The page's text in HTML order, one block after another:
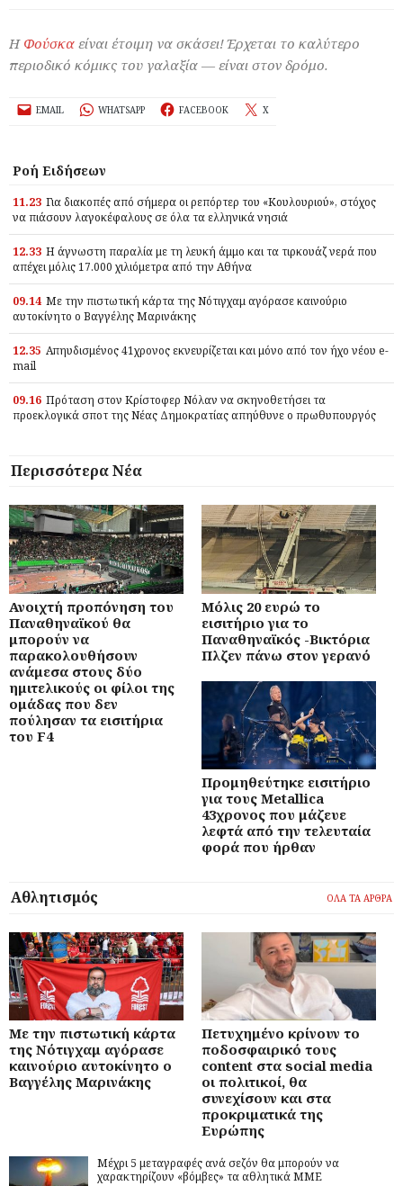
Η Φούσκα είναι έτοιμη να σκάσει! Έρχεται το καλύτερο
περιοδικό κόμικς του γαλαξία — είναι στον δρόμο.
EMAIL WHATSAPP FACEBOOK X
Ροή Ειδήσεων
11.23 Για διακοπές από σήμερα οι ρεπόρτερ του «Κουλουριού», στόχος
να πιάσουν λαγοκέφαλους σε όλα τα ελληνικά νησιά
12.33 Η άγνωστη παραλία με τη λευκή άμμο και τα τιρκουάζ νερά που
απέχει μόλις 17.000 χιλιόμετρα από την Αθήνα
09.14 Με την πιστωτική κάρτα της Νότιγχαμ αγόρασε καινούριο
αυτοκίνητο ο Βαγγέλης Μαρινάκης
12.35 Απηυδισμένος 41χρονος εκνευρίζεται και μόνο από τον ήχο νέου e-
mail
09.16 Πρόταση στον Κρίστοφερ Νόλαν να σκηνοθετήσει τα
προεκλογικά σποτ της Νέας Δημοκρατίας απηύθυνε ο πρωθυπουργός
Περισσότερα Νέα
Ανοιχτή προπόνηση του
Παναθηναϊκού θα
μπορούν να
παρακολουθήσουν
ανάμεσα στους δύο
ημιτελικούς οι φίλοι της
ομάδας που δεν
πούλησαν τα εισιτήρια
του F4
Μόλις 20 ευρώ το
εισιτήριο για το
Παναθηναϊκός -Βικτόρια
Πλζεν πάνω στον γερανό
Προμηθεύτηκε εισιτήριο
για τους Metallica
43χρονος που μάζευε
λεφτά από την τελευταία
φορά που ήρθαν
Αθλητισμός ΟΛΑ ΤΑ ΑΡΘΡΑ
Με την πιστωτική κάρτα
της Νότιγχαμ αγόρασε
καινούριο αυτοκίνητο ο
Βαγγέλης Μαρινάκης
Πετυχημένο κρίνουν το
ποδοσφαιρικό τους
content στα social media
οι πολιτικοί, θα
συνεχίσουν και στα
προκριματικά της
Ευρώπης
Μέχρι 5 μεταγραφές ανά σεζόν θα μπορούν να
χαρακτηρίζουν «βόμβες» τα αθλητικά ΜΜΕ